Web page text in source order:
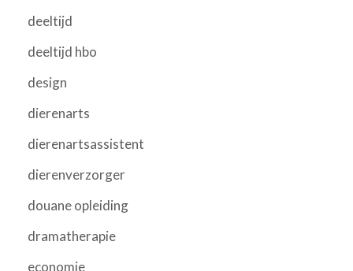
deeltijd
deeltijd hbo
design
dierenarts
dierenartsassistent
dierenverzorger
douane opleiding
dramatherapie
economie